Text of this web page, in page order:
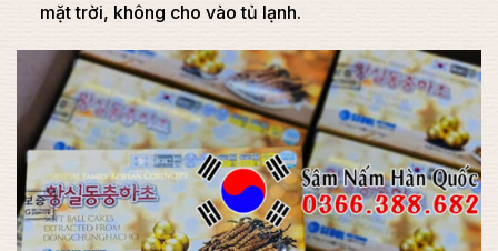
mặt trời, không cho vào tủ lạnh.